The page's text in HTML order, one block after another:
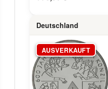
Deutschland
AUSVERKAUFT